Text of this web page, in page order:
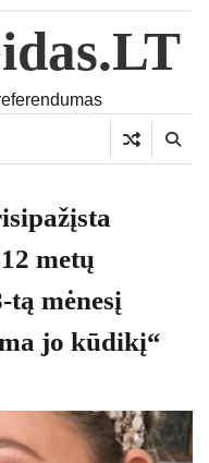
metų
mėnesį
jo kūdikį“